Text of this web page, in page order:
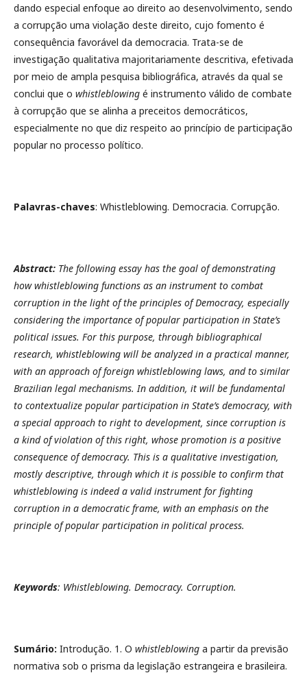
dando especial enfoque ao direito ao desenvolvimento, sendo
a corrupção uma violação deste direito, cujo fomento é
consequência favorável da democracia. Trata-se de
investigação qualitativa majoritariamente descritiva, efetivada
por meio de ampla pesquisa bibliográfica, através da qual se
conclui que o whistleblowing é instrumento válido de combate
à corrupção que se alinha a preceitos democráticos,
especialmente no que diz respeito ao princípio de participação
popular no processo político.
Palavras-chaves: Whistleblowing. Democracia. Corrupção.
Abstract: The following essay has the goal of demonstrating
how whistleblowing functions as an instrument to combat
corruption in the light of the principles of Democracy, especially
considering the importance of popular participation in State’s
political issues. For this purpose, through bibliographical
research, whistleblowing will be analyzed in a practical manner,
with an approach offoreign whistleblowing laws, and to similar
Brazilian legal mechanisms. In addition, it will be fundamental
to contextualize popular participation in State’s democracy, with
a special approach to right to development, since corruption is
a kind of violation of this right, whose promotion is a positive
consequence of democracy. This is a qualitative investigation,
mostly descriptive, through which it is possible to confirm that
whistleblowing is indeed a valid instrument for fighting
corruption in a democratic frame, with an emphasis on the
principle of popular participation in political process.
Keywords: Whistleblowing. Democracy. Corruption.
Sumário: Introdução. 1. O whistleblowing a partir da previsão
normativa sob o prisma da legislação estrangeira e brasileira.